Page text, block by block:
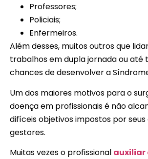
Professores;
Policiais;
Enfermeiros.
Além desses, muitos outros que
trabalhos em dupla jornada ou até
chances de desenvolver a
Um dos maiores motivos para o
doença em profissionais é não
difíceis objetivos impostos por
gestores.
Muitas vezes o profissional auxiliar